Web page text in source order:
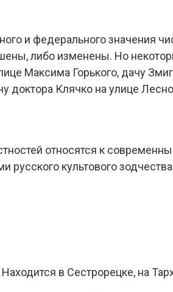
и федерального значения
либо изменены. Но
Максима Горького, дачу
доктора Клячко на улице
относятся к
русского культового
в Сестрорецке, на